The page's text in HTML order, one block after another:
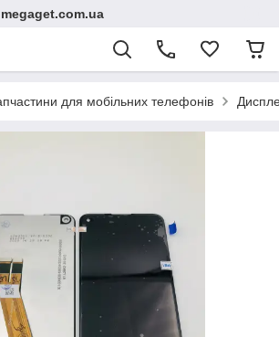
megaget.com.ua
для мобільних телефонів